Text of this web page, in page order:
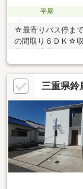
平屋
☆最寄りバス停ま
の間取り６ＤＫ☆
三重県鈴